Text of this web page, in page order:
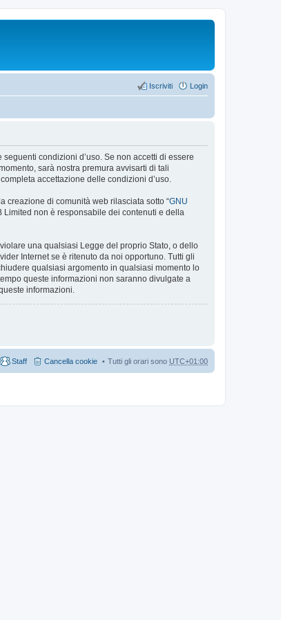
Login
Iscriviti
seguenti condizioni d’uso. Se non accetti di essere
sarà nostra premura avvisarti di tali
accettazione delle condizioni d’uso.
creazione di comunità web rilasciata sotto “GNU
Limited non è responsabile dei contenuti e della
una qualsiasi Legge del proprio Stato, o dello
Internet se è ritenuto da noi opportuno. Tutti gli
qualsiasi argomento in qualsiasi momento lo
queste informazioni non saranno divulgate a
informazioni.
Tutti gli orari sono UTC+01:00
Cancella cookie
Staff